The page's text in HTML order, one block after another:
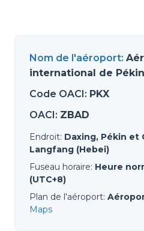
Nom de l'aéroport:
international de
Code OACI: PKX
OACI: ZBAD
Endroit: Daxing, Pékin et
Langfang (Hebei)
Fuseau horaire: Heure
(UTC+8)
Plan de l'aéroport:
Maps